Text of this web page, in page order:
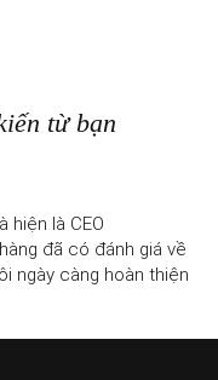
từ bạn
hiện là CEO
đã có đánh giá về
ngày càng hoàn thiện